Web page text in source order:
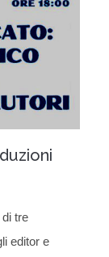
tre
editor e